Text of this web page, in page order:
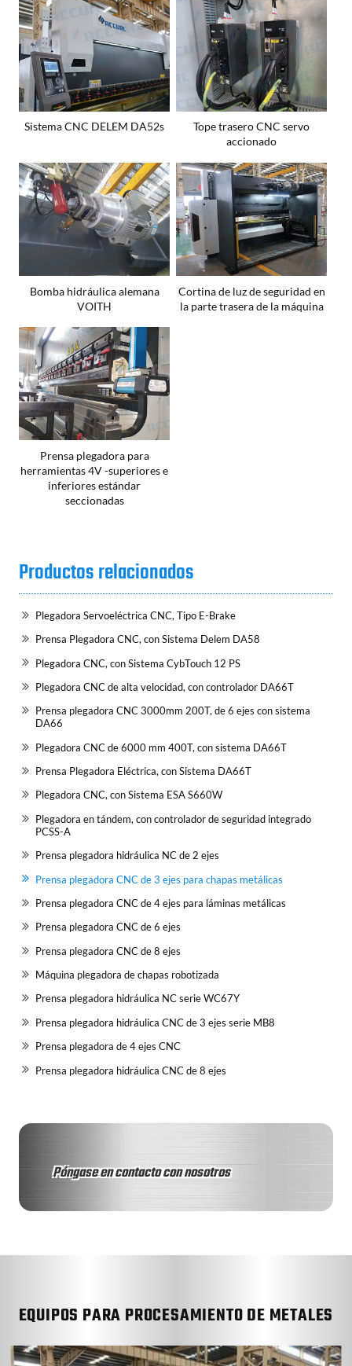
Sistema CNC DELEM DA52s
Tope trasero CNC servo
accionado
Bomba hidráulica alemana
VOITH
Cortina de luz de seguridad en
la parte trasera de la máquina
Prensa plegadora para
herramientas 4V -superiores e
inferiores estándar
seccionadas
Productos relacionados
Plegadora Servoeléctrica CNC, Tipo E-Brake
Prensa Plegadora CNC, con Sistema Delem DA58
Plegadora CNC, con Sistema CybTouch 12 PS
Plegadora CNC de alta velocidad, con controlador DA66T
Prensa plegadora CNC 3000mm 200T, de 6 ejes con sistema
DA66
Plegadora CNC de 6000 mm 400T, con sistema DA66T
Prensa Plegadora Eléctrica, con Sistema DA66T
Plegadora CNC, con Sistema ESA S660W
Plegadora en tándem, con controlador de seguridad integrado
PCSS-A
Prensa plegadora hidráulica NC de 2 ejes
Prensa plegadora CNC de 3 ejes para chapas metálicas
Prensa plegadora CNC de 4 ejes para láminas metálicas
Prensa plegadora CNC de 6 ejes
Prensa plegadora CNC de 8 ejes
Máquina plegadora de chapas robotizada
Prensa plegadora hidráulica NC serie WC67Y
Prensa plegadora hidráulica CNC de 3 ejes serie MB8
Prensa plegadora de 4 ejes CNC
Prensa plegadora hidráulica CNC de 8 ejes
Póngase en contacto con nosotros
EQUIPOS PARA PROCESAMIENTO DE METALES